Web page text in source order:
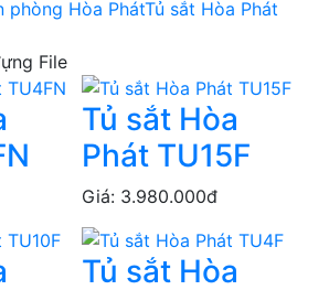
phòng Hòa PhátTủ sắt Hòa Phát
File
Tủ sắt Hòa
Phát TU15F
Giá: 3.980.000đ
Tủ sắt Hòa